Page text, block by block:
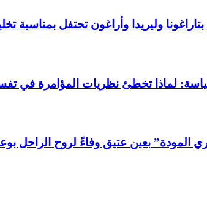
بتاراغونا وليريدا وأراغون تحتفل
لماذا تخطئ نظريات المؤامرة في
المودة” بعين عتيق وفاءً لروح الراحل